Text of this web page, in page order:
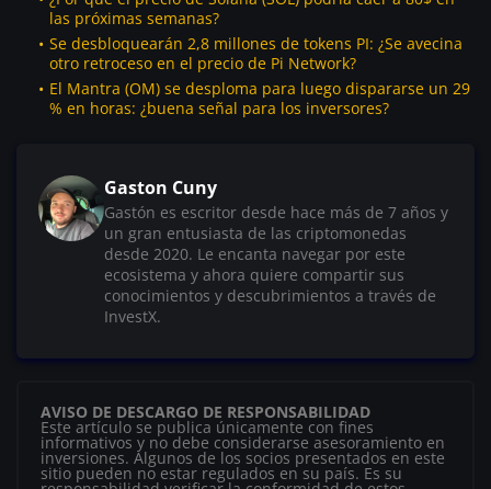
las próximas semanas?
Se desbloquearán 2,8 millones de tokens PI: ¿Se avecina
otro retroceso en el precio de Pi Network?
El Mantra (OM) se desploma para luego dispararse un 29
% en horas: ¿buena señal para los inversores?
Gaston Cuny
Gastón es escritor desde hace más de 7 años y
un gran entusiasta de las criptomonedas
desde 2020. Le encanta navegar por este
ecosistema y ahora quiere compartir sus
conocimientos y descubrimientos a través de
InvestX.
AVISO DE DESCARGO DE RESPONSABILIDAD
Este artículo se publica únicamente con fines
informativos y no debe considerarse asesoramiento en
inversiones. Algunos de los socios presentados en este
sitio pueden no estar regulados en su país. Es su